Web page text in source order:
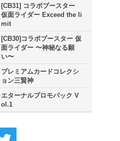
[CB31] コラボブースター
仮面ライダー Exceed the li
mit
[CB30]コラボブースター 仮
面ライダー 〜神秘なる願
い〜
プレミアムカードコレクシ
ョン三賢神
エターナルプロモパック V
ol.1